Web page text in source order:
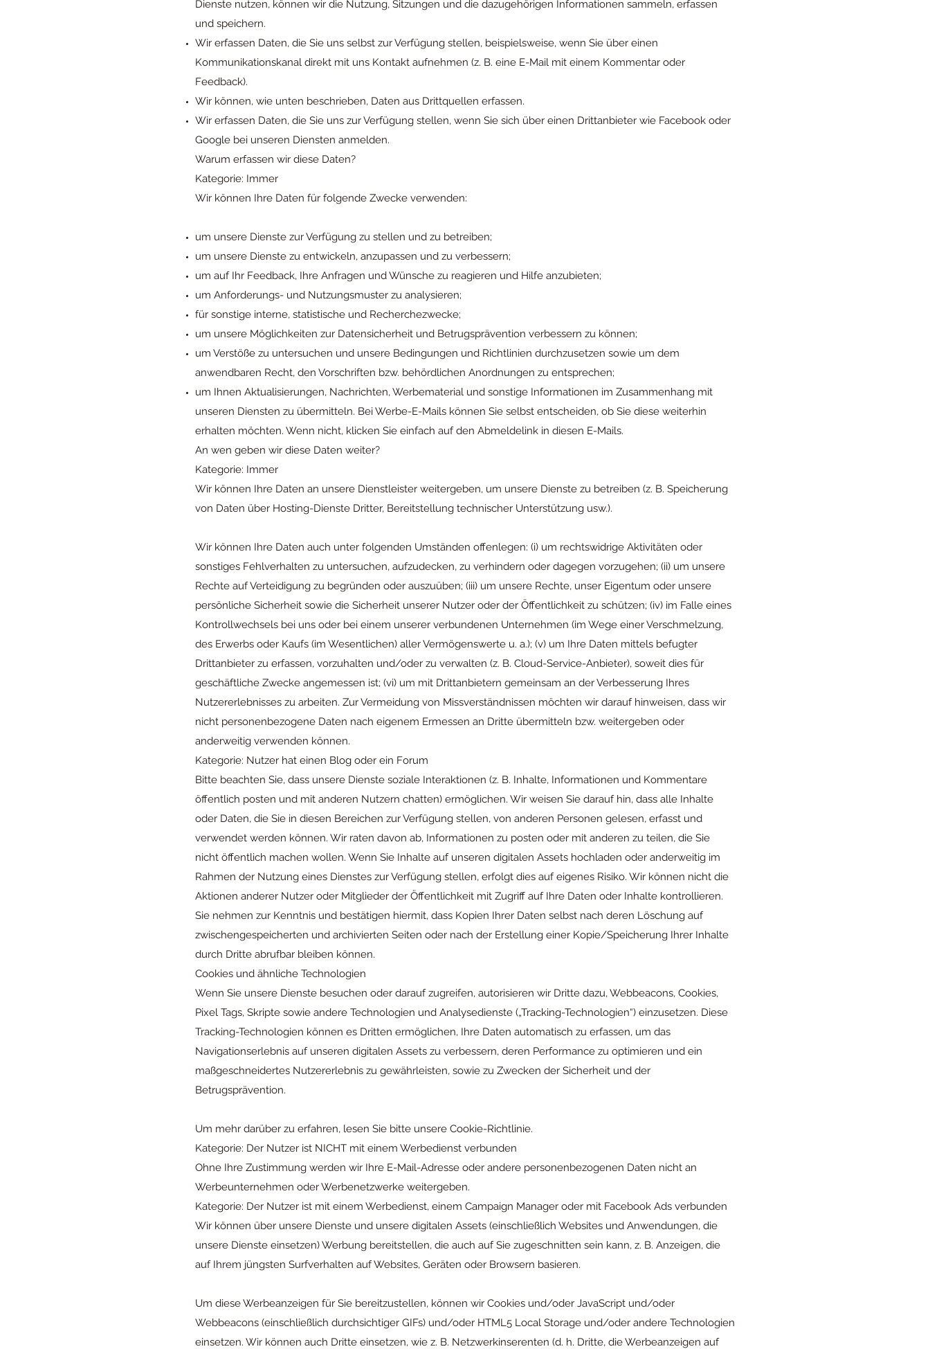
Dienste nutzen, können wir die Nutzung, Sitzungen und die dazugehörigen Informationen sammeln, erfassen
und speichern.
Wir erfassen Daten, die Sie uns selbst zur Verfügung stellen, beispielsweise, wenn Sie über einen
Kommunikationskanal direkt mit uns Kontakt aufnehmen (z. B. eine E-Mail mit einem Kommentar oder
Feedback).
Wir können, wie unten beschrieben, Daten aus Drittquellen erfassen.
Wir erfassen Daten, die Sie uns zur Verfügung stellen, wenn Sie sich über einen Drittanbieter wie Facebook oder
Google bei unseren Diensten anmelden.
Warum erfassen wir diese Daten?
Kategorie: Immer
Wir können Ihre Daten für folgende Zwecke verwenden:
um unsere Dienste zur Verfügung zu stellen und zu betreiben;
um unsere Dienste zu entwickeln, anzupassen und zu verbessern;
um auf Ihr Feedback, Ihre Anfragen und Wünsche zu reagieren und Hilfe anzubieten;
um Anforderungs- und Nutzungsmuster zu analysieren;
für sonstige interne, statistische und Recherchezwecke;
um unsere Möglichkeiten zur Datensicherheit und Betrugsprävention verbessern zu können;
um Verstöße zu untersuchen und unsere Bedingungen und Richtlinien durchzusetzen sowie um dem
anwendbaren Recht, den Vorschriften bzw. behördlichen Anordnungen zu entsprechen;
um Ihnen Aktualisierungen, Nachrichten, Werbematerial und sonstige Informationen im Zusammenhang mit
unseren Diensten zu übermitteln. Bei Werbe-E-Mails können Sie selbst entscheiden, ob Sie diese weiterhin
erhalten möchten. Wenn nicht, klicken Sie einfach auf den Abmeldelink in diesen E-Mails.
An wen geben wir diese Daten weiter?
Kategorie: Immer
Wir können Ihre Daten an unsere Dienstleister weitergeben, um unsere Dienste zu betreiben (z. B. Speicherung
von Daten über Hosting-Dienste Dritter, Bereitstellung technischer Unterstützung usw.).
Wir können Ihre Daten auch unter folgenden Umständen offenlegen: (i) um rechtswidrige Aktivitäten oder
sonstiges Fehlverhalten zu untersuchen, aufzudecken, zu verhindern oder dagegen vorzugehen; (ii) um unsere
Rechte auf Verteidigung zu begründen oder auszuüben; (iii) um unsere Rechte, unser Eigentum oder unsere
persönliche Sicherheit sowie die Sicherheit unserer Nutzer oder der Öffentlichkeit zu schützen; (iv) im Falle eines
Kontrollwechsels bei uns oder bei einem unserer verbundenen Unternehmen (im Wege einer Verschmelzung,
des Erwerbs oder Kaufs (im Wesentlichen) aller Vermögenswerte u. a.); (v) um Ihre Daten mittels befugter
Drittanbieter zu erfassen, vorzuhalten und/oder zu verwalten (z. B. Cloud-Service-Anbieter), soweit dies für
geschäftliche Zwecke angemessen ist; (vi) um mit Drittanbietern gemeinsam an der Verbesserung Ihres
Nutzererlebnisses zu arbeiten. Zur Vermeidung von Missverständnissen möchten wir darauf hinweisen, dass wir
nicht personenbezogene Daten nach eigenem Ermessen an Dritte übermitteln bzw. weitergeben oder
anderweitig verwenden können.
Kategorie: Nutzer hat einen Blog oder ein Forum
Bitte beachten Sie, dass unsere Dienste soziale Interaktionen (z. B. Inhalte, Informationen und Kommentare
öffentlich posten und mit anderen Nutzern chatten) ermöglichen. Wir weisen Sie darauf hin, dass alle Inhalte
oder Daten, die Sie in diesen Bereichen zur Verfügung stellen, von anderen Personen gelesen, erfasst und
verwendet werden können. Wir raten davon ab, Informationen zu posten oder mit anderen zu teilen, die Sie
nicht öffentlich machen wollen. Wenn Sie Inhalte auf unseren digitalen Assets hochladen oder anderweitig im
Rahmen der Nutzung eines Dienstes zur Verfügung stellen, erfolgt dies auf eigenes Risiko. Wir können nicht die
Aktionen anderer Nutzer oder Mitglieder der Öffentlichkeit mit Zugriff auf Ihre Daten oder Inhalte kontrollieren.
Sie nehmen zur Kenntnis und bestätigen hiermit, dass Kopien Ihrer Daten selbst nach deren Löschung auf
zwischengespeicherten und archivierten Seiten oder nach der Erstellung einer Kopie/Speicherung Ihrer Inhalte
durch Dritte abrufbar bleiben können.
Cookies und ähnliche Technologien
Wenn Sie unsere Dienste besuchen oder darauf zugreifen, autorisieren wir Dritte dazu, Webbeacons, Cookies,
Pixel Tags, Skripte sowie andere Technologien und Analysedienste („Tracking-Technologien“) einzusetzen. Diese
Tracking-Technologien können es Dritten ermöglichen, Ihre Daten automatisch zu erfassen, um das
Navigationserlebnis auf unseren digitalen Assets zu verbessern, deren Performance zu optimieren und ein
maßgeschneidertes Nutzererlebnis zu gewährleisten, sowie zu Zwecken der Sicherheit und der
Betrugsprävention.
Um mehr darüber zu erfahren, lesen Sie bitte unsere Cookie-Richtlinie.
Kategorie: Der Nutzer ist NICHT mit einem Werbedienst verbunden
Ohne Ihre Zustimmung werden wir Ihre E-Mail-Adresse oder andere personenbezogenen Daten nicht an
Werbeunternehmen oder Werbenetzwerke weitergeben.
Kategorie: Der Nutzer ist mit einem Werbedienst, einem Campaign Manager oder mit Facebook Ads verbunden
Wir können über unsere Dienste und unsere digitalen Assets (einschließlich Websites und Anwendungen, die
unsere Dienste einsetzen) Werbung bereitstellen, die auch auf Sie zugeschnitten sein kann, z. B. Anzeigen, die
auf Ihrem jüngsten Surfverhalten auf Websites, Geräten oder Browsern basieren.
Um diese Werbeanzeigen für Sie bereitzustellen, können wir Cookies und/oder JavaScript und/oder
Webbeacons (einschließlich durchsichtiger GIFs) und/oder HTML5 Local Storage und/oder andere Technologien
einsetzen. Wir können auch Dritte einsetzen, wie z. B. Netzwerkinserenten (d. h. Dritte, die Werbeanzeigen auf